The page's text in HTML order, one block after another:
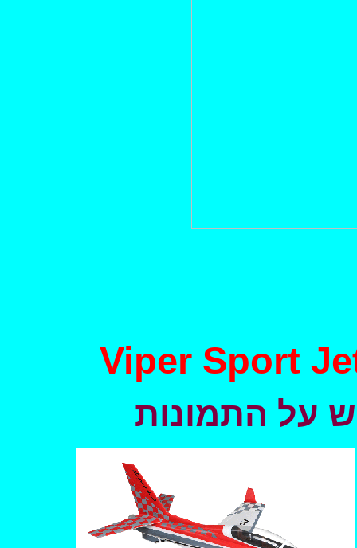
Viper Sport
על התמונות